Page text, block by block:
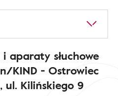
aparaty słuchowe
KIND - Ostrowiec
ul. Kilińskiego 9